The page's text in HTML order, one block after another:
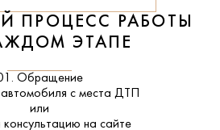
ПРОЦЕСС РАБОТЫ
ЭТАПЕ
Обращение
с места ДТП
или
консультацию на сайте